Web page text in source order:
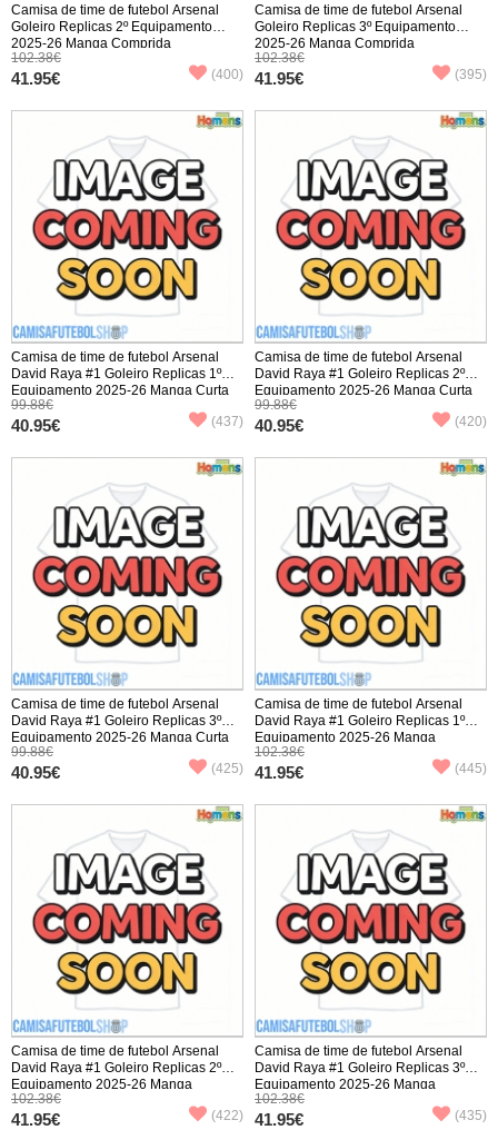
Camisa de time de futebol Arsenal
Goleiro Replicas 2º Equipamento
2025-26 Manga Comprida
102.38€
41.95€ (400)
Camisa de time de futebol Arsenal
Goleiro Replicas 3º Equipamento
2025-26 Manga Comprida
102.38€
41.95€ (395)
Camisa de time de futebol Arsenal
David Raya #1 Goleiro Replicas 1º
Equipamento 2025-26 Manga Curta
99.88€
40.95€ (437)
Camisa de time de futebol Arsenal
David Raya #1 Goleiro Replicas 2º
Equipamento 2025-26 Manga Curta
99.88€
40.95€ (420)
Camisa de time de futebol Arsenal
David Raya #1 Goleiro Replicas 3º
Equipamento 2025-26 Manga Curta
99.88€
40.95€ (425)
Camisa de time de futebol Arsenal
David Raya #1 Goleiro Replicas 1º
Equipamento 2025-26 Manga
Comprida
102.38€
41.95€ (445)
Camisa de time de futebol Arsenal
David Raya #1 Goleiro Replicas 2º
Equipamento 2025-26 Manga
Comprida
102.38€
41.95€ (422)
Camisa de time de futebol Arsenal
David Raya #1 Goleiro Replicas 3º
Equipamento 2025-26 Manga
Comprida
102.38€
41.95€ (435)